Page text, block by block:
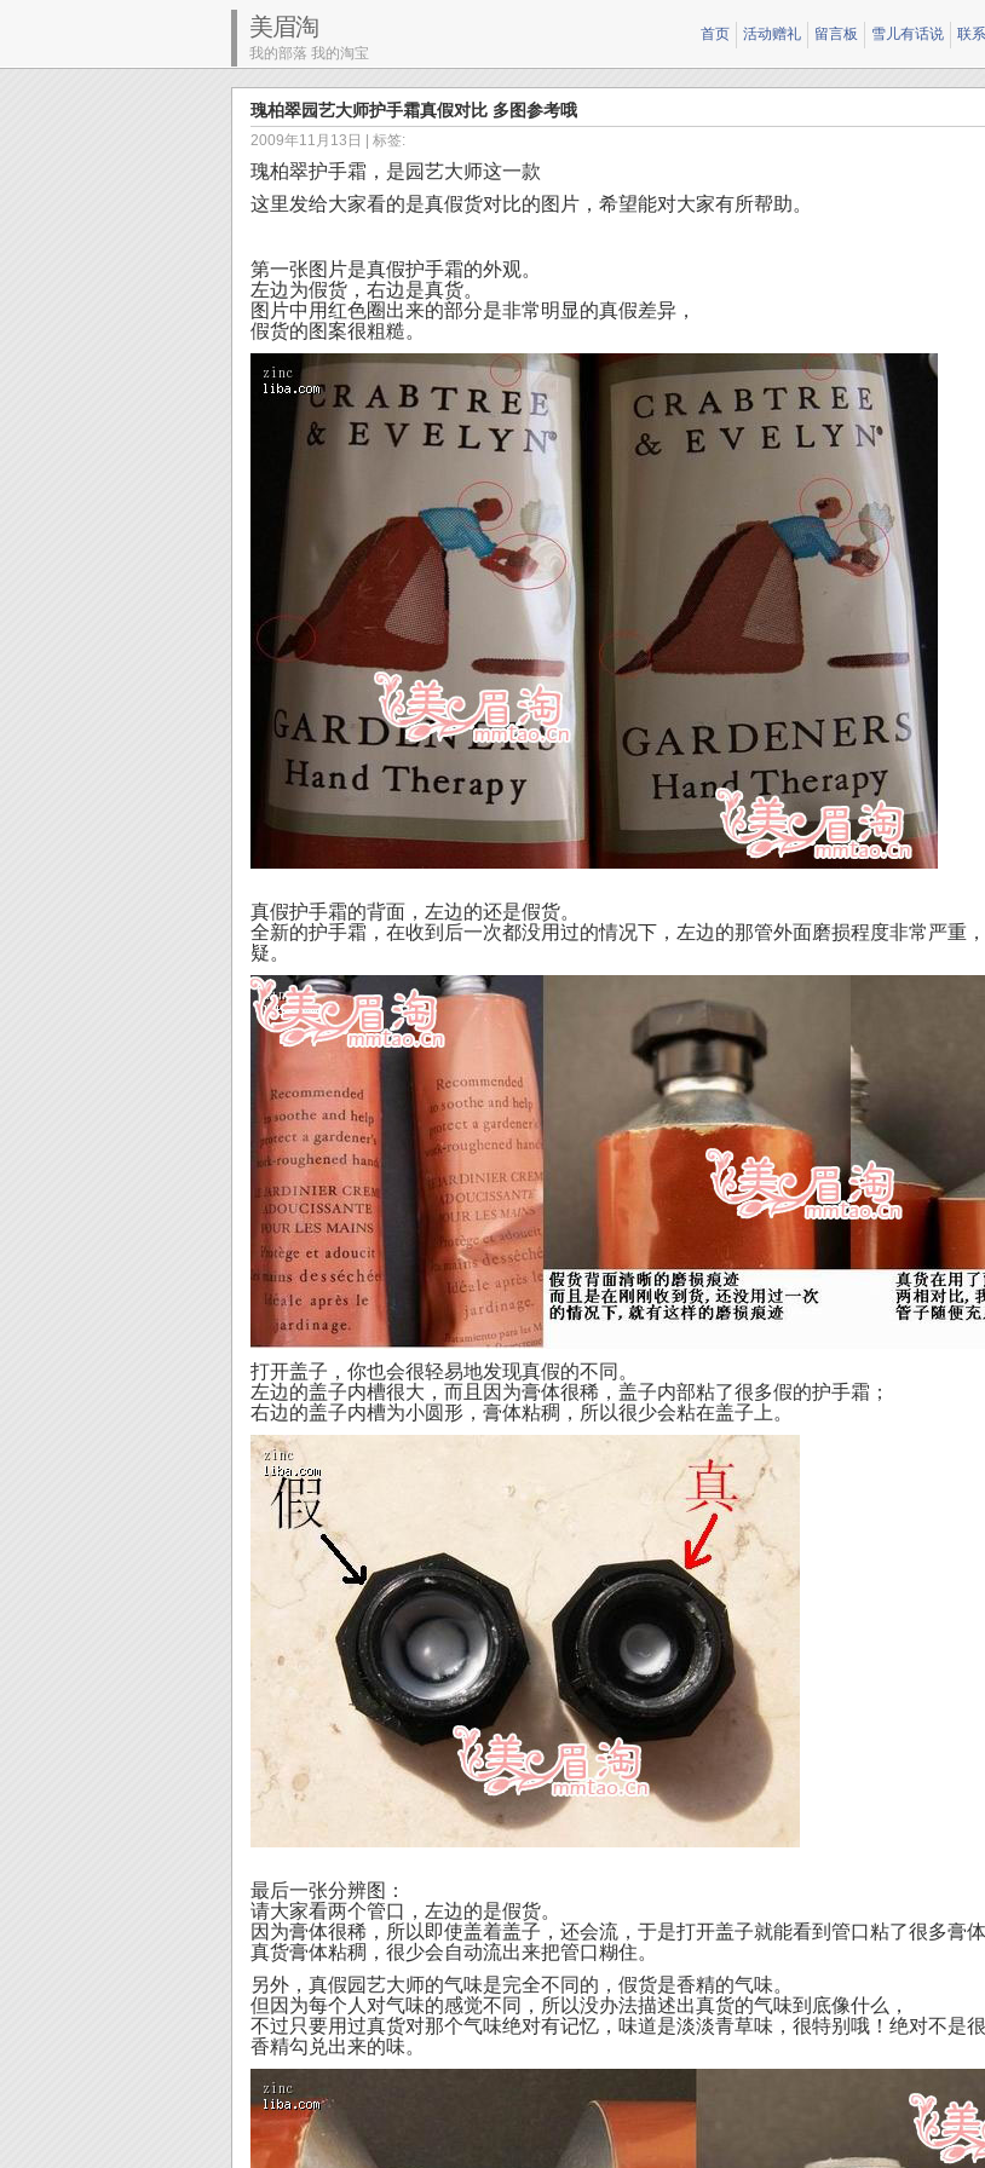
美眉淘
我的部落 我的淘宝
首页 活动赠礼 留言板 雪儿有话说 联
瑰柏翠园艺大师护手霜真假对比 多图参考哦
2009年11月13日 | 标签:
瑰柏翠护手霜，是园艺大师这一款
这里发给大家看的是真假货对比的图片，希望能对大家有所帮助。
第一张图片是真假护手霜的外观。
左边为假货，右边是真货。
图片中用红色圈出来的部分是非常明显的真假差异，
假货的图案很粗糙。
真假护手霜的背面，左边的还是假货。
全新的护手霜，在收到后一次都没用过的情况下，左边的那管外面磨损程度非常严重
疑。
打开盖子，你也会很轻易地发现真假的不同。
左边的盖子内槽很大，而且因为膏体很稀，盖子内部粘了很多假的护手霜；
右边的盖子内槽为小圆形，膏体粘稠，所以很少会粘在盖子上。
最后一张分辨图：
请大家看两个管口，左边的是假货。
因为膏体很稀，所以即使盖着盖子，还会流，于是打开盖子就能看到管口粘了很多膏体
真货膏体粘稠，很少会自动流出来把管口糊住。
另外，真假园艺大师的气味是完全不同的，假货是香精的气味。
但因为每个人对气味的感觉不同，所以没办法描述出真货的气味到底像什么，
不过只要用过真货对那个气味绝对有记忆，味道是淡淡青草味，很特别哦！绝对不是
香精勾兑出来的味。